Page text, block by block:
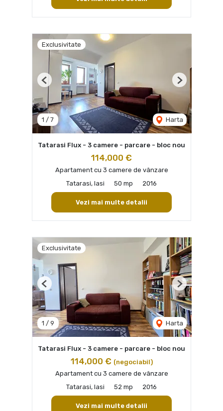
Exclusivitate
1 / 7 Harta
Previous Next
Tatarasi Flux - 3 camere - parcare - bloc nou
114,000 €
Apartament cu 3 camere de vânzare
Tatarasi, Iasi
50 mp 2016
Vezi mai multe detalii
Exclusivitate
1 / 9 Harta
Previous Next
Tatarasi Flux - 3 camere - parcare - bloc nou
114,000 € (negociabil)
Apartament cu 3 camere de vânzare
Tatarasi, Iasi
52 mp 2016
Vezi mai multe detalii